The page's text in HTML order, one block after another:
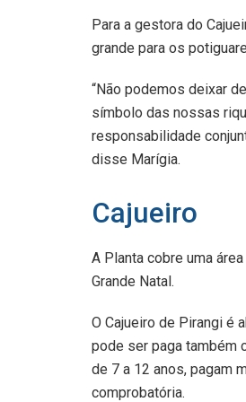
Para a gestora do
grande para os
“Não podemos deixar
símbolo das nossas
responsabilidade
disse Marígia.
Cajueiro
A Planta cobre uma
Grande Natal.
O Cajueiro de Pirangi é
pode ser paga também
de 7 a 12 anos, pagam
comprobatória.